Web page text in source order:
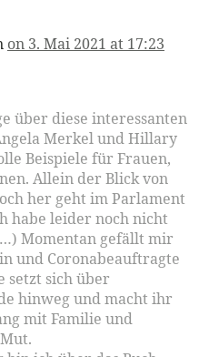
on 3. Mai 2021 at 17:23
über diese interessanten
Merkel und Hillary
Beispiele für Frauen,
Allein der Blick von
her geht im Parlament
habe leider noch nicht
Momentan gefällt mir
und Coronabeauftragte
setzt sich über
hinweg und macht ihr
mit Familie und